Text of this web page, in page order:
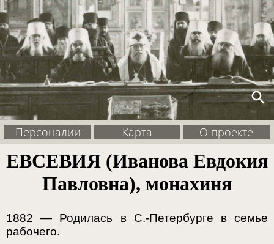
Персоналии Карта О проекте
search
ЕВСЕВИЯ (Иванова Евдокия
Павловна), монахиня
1882 — Родилась в С.-Петербурге в семье
рабочего.